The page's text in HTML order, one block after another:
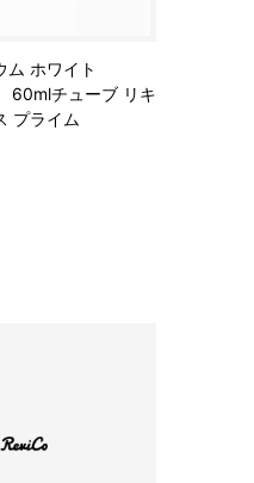
ム ホワイト
60mlチューブ リキ
プライム